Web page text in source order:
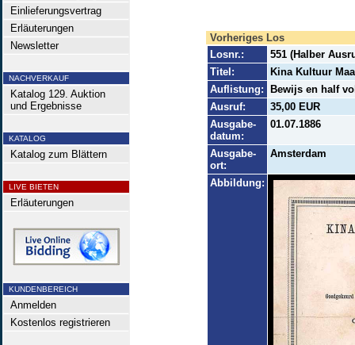
Einlieferungsvertrag
Erläuterungen
Newsletter
NACHVERKAUF
Katalog 129. Auktion
und Ergebnisse
KATALOG
Katalog zum Blättern
LIVE BIETEN
Erläuterungen
KUNDENBEREICH
Anmelden
Kostenlos registrieren
Vorheriges Los
Losnr.:
551 (Halber
Titel:
Kina Kultuur
Auflistung:
Bewijs en half
Ausruf:
35,00 EUR
Ausgabe-
datum:
01.07.1886
Ausgabe-
ort:
Amsterdam
Abbildung: